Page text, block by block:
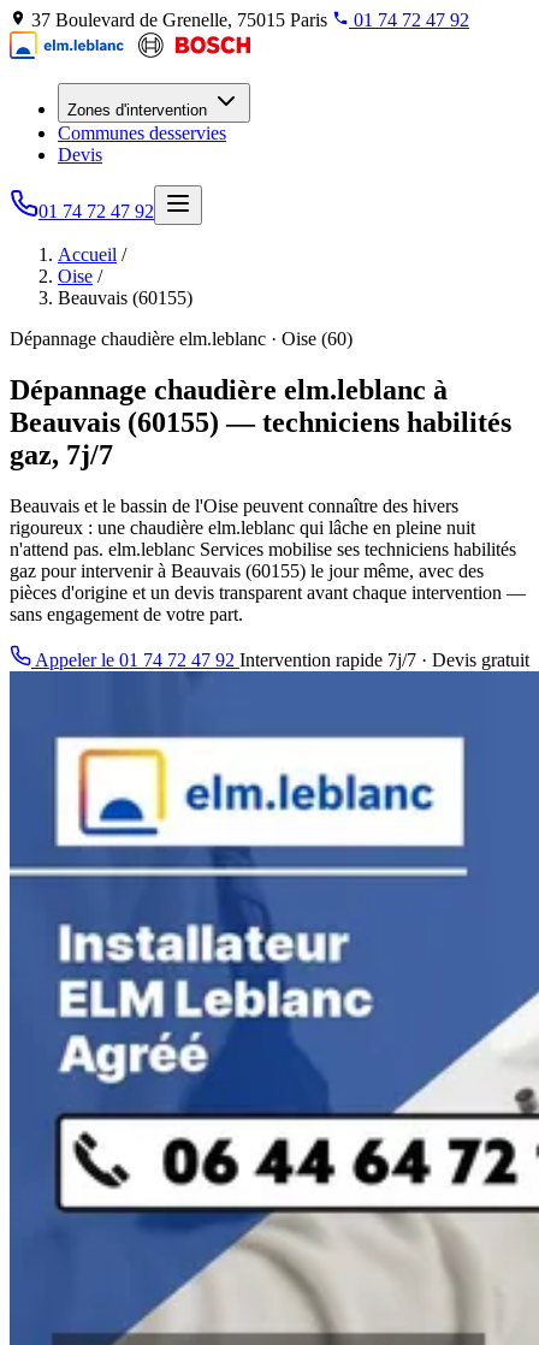
37 Boulevard de Grenelle, 75015 Paris 01 74 72 47 92
Zones d'intervention
Communes desservies
Devis
01 74 72 47 92
Accueil /
Oise /
Beauvais (60155)
Dépannage chaudière elm.leblanc · Oise (60)
Dépannage chaudière elm.leblanc à
Beauvais (60155) — techniciens habilités
gaz, 7j/7
Beauvais et le bassin de l'Oise peuvent connaître des hivers
rigoureux : une chaudière elm.leblanc qui lâche en pleine nuit
n'attend pas. elm.leblanc Services mobilise ses techniciens habilités
gaz pour intervenir à Beauvais (60155) le jour même, avec des
pièces d'origine et un devis transparent avant chaque intervention —
sans engagement de votre part.
Appeler le 01 74 72 47 92 Intervention rapide 7j/7 · Devis gratuit